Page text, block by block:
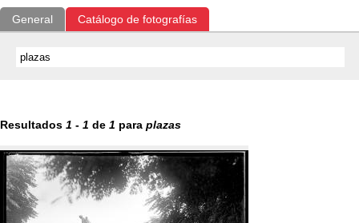
General Catálogo de fotografías
Resultados 1 - 1 de 1 para plazas